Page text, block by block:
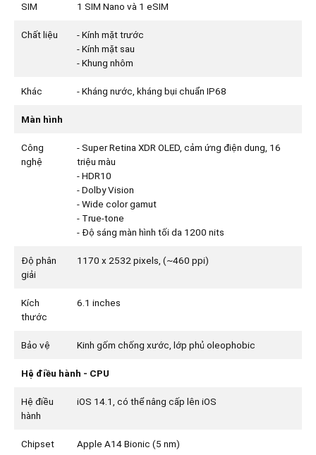
SIM 1 SIM Nano và 1 eSIM
Chất liệu
- Kính mặt trước
- Kính mặt sau
- Khung nhôm
Khác - Kháng nước, kháng bụi chuẩn IP68
Màn hình
Công
nghệ
- Super Retina XDR OLED, cảm ứng điện dung, 16
triệu màu
- HDR10
- Dolby Vision
- Wide color gamut
- True-tone
- Độ sáng màn hình tối da 1200 nits
Độ phân
giải
1170 x 2532 pixels, (~460 ppi)
Kích
thước
6.1 inches
Bảo vệ Kinh gốm chống xước, lớp phủ oleophobic
Hệ điều hành - CPU
Hệ điều
hành
iOS 14.1, có thể nâng cấp lên iOS
Chipset Apple A14 Bionic (5 nm)